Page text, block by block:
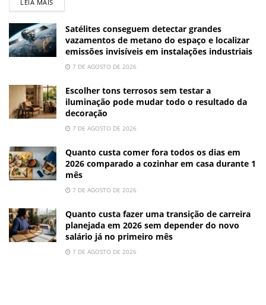
LEIA MAIS
Satélites conseguem detectar grandes
vazamentos de metano do espaço e localizar
emissões invisíveis em instalações industriais
7 DE AGOSTO DE 2026
Escolher tons terrosos sem testar a
iluminação pode mudar todo o resultado da
decoração
7 DE AGOSTO DE 2026
Quanto custa comer fora todos os dias em
2026 comparado a cozinhar em casa durante 1
mês
7 DE AGOSTO DE 2026
Quanto custa fazer uma transição de carreira
planejada em 2026 sem depender do novo
salário já no primeiro mês
7 DE AGOSTO DE 2026